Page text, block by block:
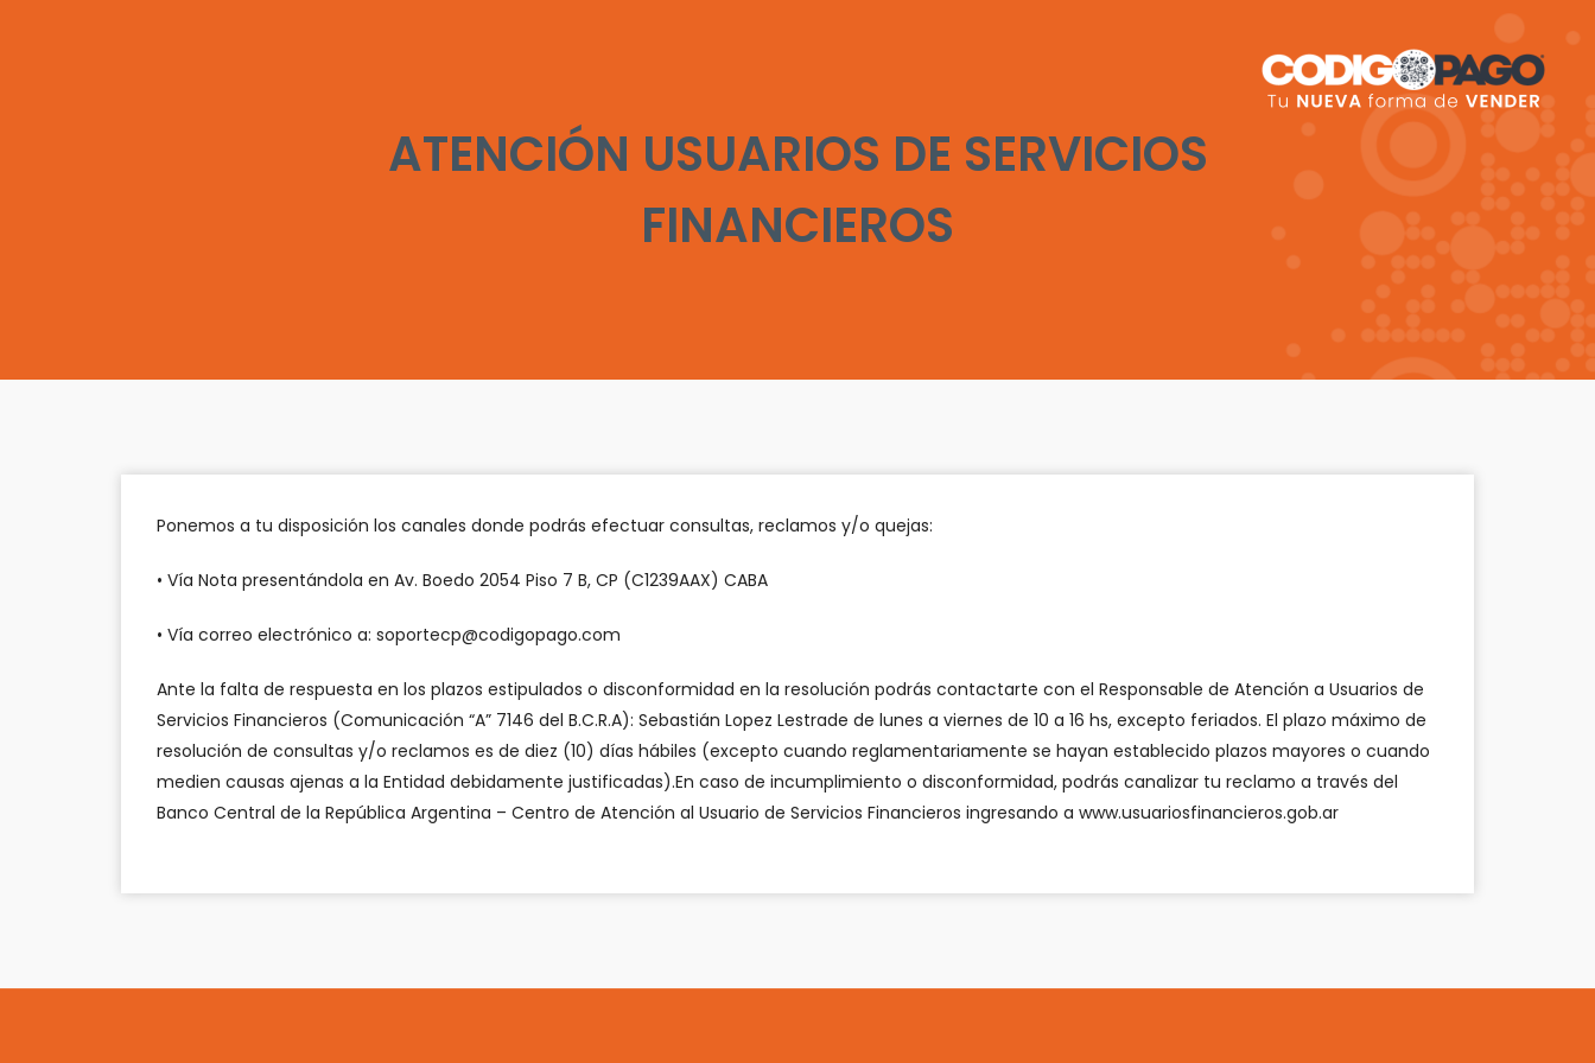
ATENCIÓN USUARIOS DE SERVICIOS
FINANCIEROS
Ponemos a tu disposición los canales donde podrás efectuar consultas, reclamos y/o quejas:
• Vía Nota presentándola en Av. Boedo 2054 Piso 7 B, CP (C1239AAX) CABA
• Vía correo electrónico a: soportecp@codigopago.com
Ante la falta de respuesta en los plazos estipulados o disconformidad en la resolución podrás contactarte con el Responsable de Atención a Usuarios de
Servicios Financieros (Comunicación “A” 7146 del B.C.R.A): Sebastián Lopez Lestrade de lunes a viernes de 10 a 16 hs, excepto feriados. El plazo máximo de
resolución de consultas y/o reclamos es de diez (10) días hábiles (excepto cuando reglamentariamente se hayan establecido plazos mayores o cuando
medien causas ajenas a la Entidad debidamente justificadas).En caso de incumplimiento o disconformidad, podrás canalizar tu reclamo a través del
Banco Central de la República Argentina – Centro de Atención al Usuario de Servicios Financieros ingresando a www.usuariosfinancieros.gob.ar